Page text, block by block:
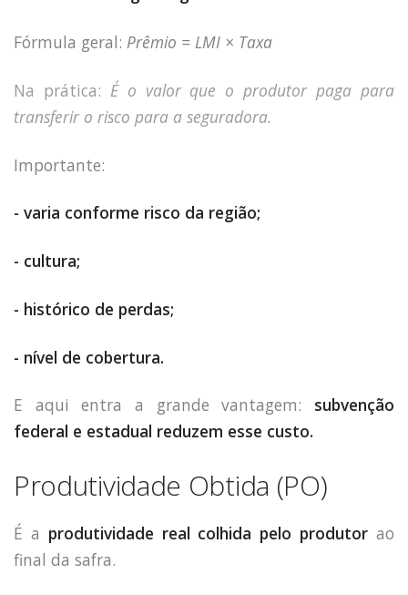
Fórmula geral: Prêmio = LMI × Taxa
Na prática: É o valor que o produtor paga para
transferir o risco para a seguradora.
Importante:
- varia conforme risco da região;
- cultura;
- histórico de perdas;
- nível de cobertura.
E aqui entra a grande vantagem: subvenção
federal e estadual reduzem esse custo.
Produtividade Obtida (PO)
É a produtividade real colhida pelo produtor ao
final da safra.